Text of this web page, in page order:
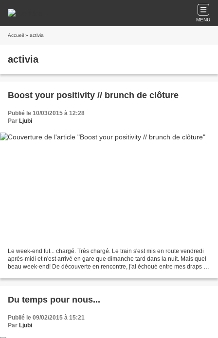
MENU
Accueil » activia
activia
Boost your positivity // brunch de clôture
Publié le 10/03/2015 à 12:28
Par Ljubi
Le week-end fut... chargé. Très chargé. Le train s'est mis en route vendredi
après-midi et n'est arrivé en gare que dimanche tard dans la nuit. Mais quel
beau week-end! De découverte en rencontre, j'ai échoué entre mes draps au
Du temps pour nous...
Publié le 09/02/2015 à 15:21
Par Ljubi